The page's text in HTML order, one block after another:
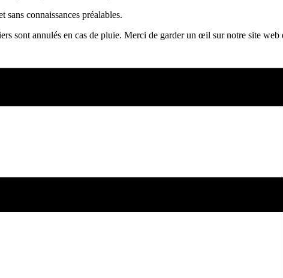
sans connaissances préalables.
sont annulés en cas de pluie. Merci de garder un œil sur notre site web